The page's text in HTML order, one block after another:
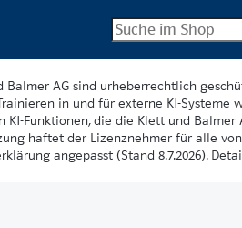
AG sind urheberrechtlich
in und für externe KI-Systeme
KI-Funktionen, die die Klett und
haftet der Lizenznehmer für alle
angepasst (Stand 8.7.2026).